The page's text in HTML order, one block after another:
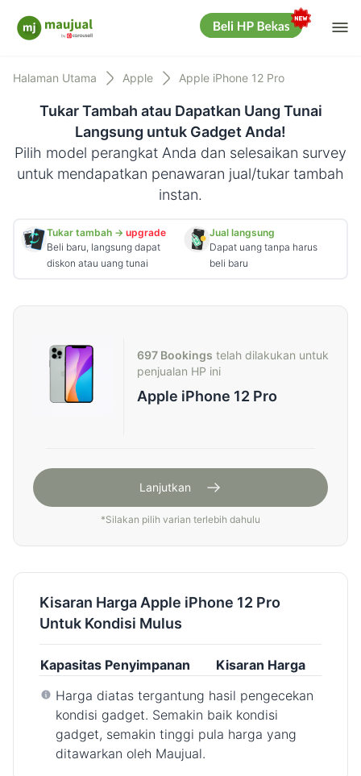
Maujual
Halaman Utama Apple Apple iPhone 12 Pro
Tukar Tambah atau Dapatkan Uang Tunai
Langsung untuk Gadget Anda!
Pilih model perangkat Anda dan selesaikan survey
untuk mendapatkan penawaran jual/tukar tambah
instan.
Tukar tambah → upgrade
Beli baru, langsung dapat
diskon atau uang tunai
Jual langsung
Dapat uang tanpa harus
beli baru
697 Bookings telah dilakukan untuk
penjualan HP ini
Apple iPhone 12 Pro
Lanjutkan
*Silakan pilih varian terlebih dahulu
Kisaran Harga Apple iPhone 12 Pro
Untuk Kondisi Mulus
Kapasitas Penyimpanan
Kisaran Harga
Harga diatas tergantung hasil pengecekan
kondisi gadget. Semakin baik kondisi
gadget, semakin tinggi pula harga yang
ditawarkan oleh Maujual.